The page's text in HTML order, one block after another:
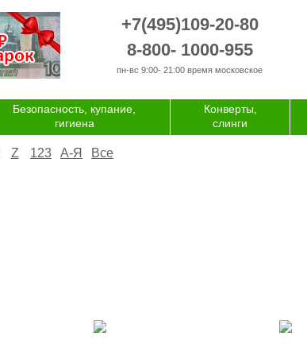
+7(495)109-20-80
8-800- 1000-955
пн-вс 9:00- 21:00 время московское
Безопасность, купание,
гигиена
Конверты,
слинги
Z 123 А-Я Все